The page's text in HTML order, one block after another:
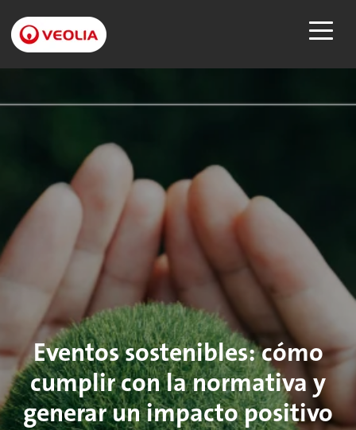
Eventos sostenibles: cómo
cumplir con la normativa y
generar un impacto positivo